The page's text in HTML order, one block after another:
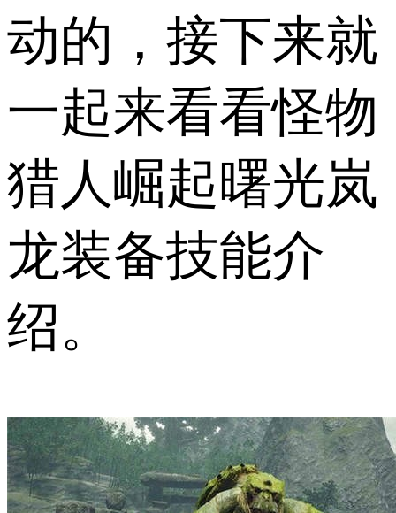
动的，接下来就
一起来看看怪物
猎人崛起曙光岚
龙装备技能介
绍。